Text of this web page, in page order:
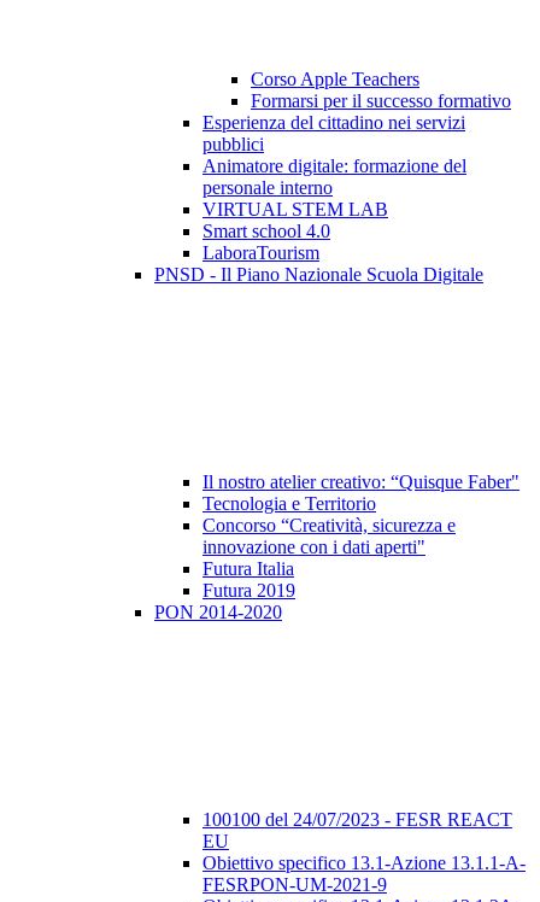
Corso Apple Teachers
Formarsi per il successo formativo
Esperienza del cittadino nei servizi
pubblici
Animatore digitale: formazione del
personale interno
VIRTUAL STEM LAB
Smart school 4.0
LaboraTourism
PNSD - Il Piano Nazionale Scuola Digitale
Il nostro atelier creativo: “Quisque Faber"
Tecnologia e Territorio
Concorso “Creatività, sicurezza e
innovazione con i dati aperti"
Futura Italia
Futura 2019
PON 2014-2020
100100 del 24/07/2023 - FESR REACT
EU
Obiettivo specifico 13.1-Azione 13.1.1-A-
FESRPON-UM-2021-9